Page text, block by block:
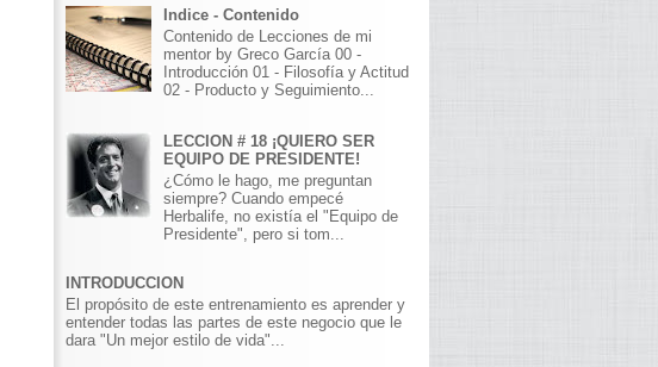
Indice - Contenido
Contenido de Lecciones de mi
mentor by Greco García 00 -
Introducción 01 - Filosofía y Actitud
02 - Producto y Seguimiento...
LECCION # 18 ¡QUIERO SER
EQUIPO DE PRESIDENTE!
¿Cómo le hago, me preguntan
siempre? Cuando empecé
Herbalife, no existía el "Equipo de
Presidente", pero si tom...
INTRODUCCION
El propósito de este entrenamiento es aprender y
entender todas las partes de este negocio que le
dara "Un mejor estilo de vida"...